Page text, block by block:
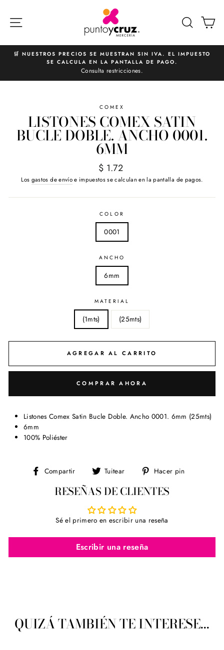
directamente
diapositivas
🛒 NUESTROS PRECIOS SE MUESTRAN SIN IVA. EL IMPUESTO
SE CALCULA EN LA PANTALLA DE PAGO.
Consulta restricciones.
COMEX
LISTONES COMEX SATIN
BUCLE DOBLE. ANCHO 0001.
6MM
Precio
habitual
$ 1.72
Los gastos de envíoe impuestos se calculan en la pantalla de pagos.
COLOR
0001
ANCHO
6mm
MATERIAL
(1mts) (25mts)
AGREGAR AL CARRITO
COMPRAR AHORA
Listones Comex Satin Bucle Doble. Ancho 0001. 6mm (25mts)
6mm
100% Poliéster
Compartir
Compartir
Facebook
Tuitear
Tuitear
Twitter
Hacer pin
RESEÑAS DE CLIENTES
Sé el primero en escribir una reseña
Escribir una reseña
QUIZÁ TAMBIÉN TE INTERESE...